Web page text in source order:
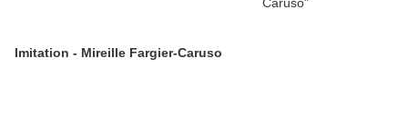
Imitation - Mireille Fargier-Caruso